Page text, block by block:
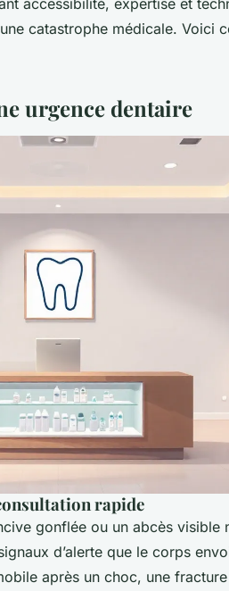
accessibilité, expertise et
catastrophe médicale. Voici
urgence dentaire
rapide
gonflée ou un abcès visible
d’alerte que le corps
après un choc, une